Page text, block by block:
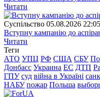
Читати
Суспiльство 05.08.2026
Вступну кампанію до
Читати
Теги
АТО УПЦ РФ США СБУ
Донбасс Украина ЕС ДТП
ГПУ суд війна в Україні
НАБУ пожар Польша